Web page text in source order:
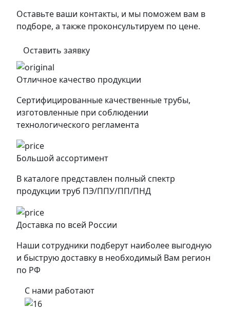
Оставьте ваши контакты, и мы поможем вам в
подборе, а также проконсультируем по цене.
Оставить заявку
Отличное качество продукции
Сертифицированные качественные трубы,
изготовленные при соблюдении
технологического регламента
Большой ассортимент
В каталоге представлен полный спектр
продукции труб ПЭ/ППУ/ПП/ПНД
Доставка по всей России
Наши сотрудники подберут наиболее выгодную
и быструю доставку в необходимый Вам регион
по РФ
С нами работают